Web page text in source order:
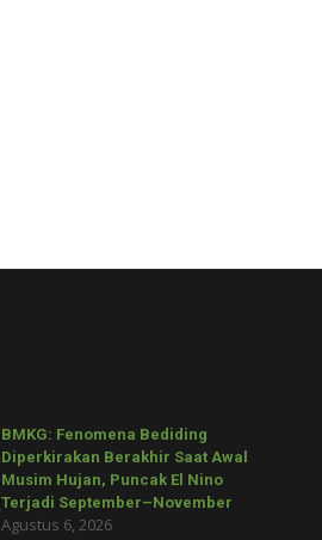
BMKG: Fenomena Bediding
Diperkirakan Berakhir Saat Awal
Musim Hujan, Puncak El Nino
Terjadi September–November
Agustus 6, 2026